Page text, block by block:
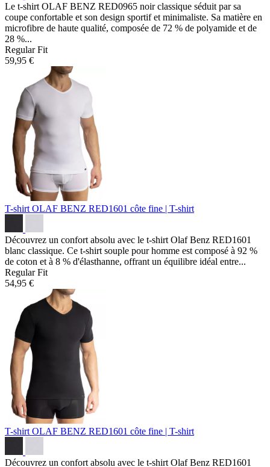
Le t-shirt OLAF BENZ RED0965 noir classique séduit par sa
coupe confortable et son design sportif et minimaliste. Sa matière en
microfibre de haute qualité, composée de 72 % de polyamide et de
28 %...
Regular Fit
59,95 €
T-shirt OLAF BENZ RED1601 côte fine | T-shirt
Découvrez un confort absolu avec le t-shirt Olaf Benz RED1601
blanc classique. Ce t-shirt souple pour homme est composé à 92 %
de coton et à 8 % d'élasthanne, offrant un équilibre idéal entre...
Regular Fit
54,95 €
T-shirt OLAF BENZ RED1601 côte fine | T-shirt
Découvrez un confort absolu avec le t-shirt Olaf Benz RED1601